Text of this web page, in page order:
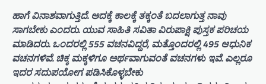
ಹಾಗೆ ವಿನಾಶವಾಗುತ್ತಿದೆ. ಅದಕ್ಕೆ ಕಾಲಕ್ಕೆ ತಕ್ಕಂತೆ ಬದಲಾಗುತ್ತ ನಾವು
ಸಾಗಬೇಕು ಎಂದರು. ಯುವ ಸಾಹಿತಿ ಸವಿತಾ ವಿರುಪಾಕ್ಷಿ ಪುಸ್ತಕ ಪರಿಚಯ
ಮಾಡಿದರು. ಒಂದರಲ್ಲಿ 555 ವಚನವಿದ್ದರೆ, ಮತ್ತೊಂದರಲ್ಲಿ 495 ಆಧುನಿಕ
ವಚನಗಳಿವೆ. ಚಿಕ್ಕ ಮಕ್ಕಳಿಗೂ ಅರ್ಥವಾಗುವಂತೆ ವಚನಗಳು ಇವೆ. ಎಲ್ಲರೂ
ಇದರ ಸದುಪಯೋಗ ಪಡಿಸಿಕೊಳ್ಳಬೇಕು